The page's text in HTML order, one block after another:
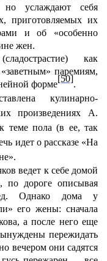
услаждают себя
приготовляемых их
и об «особенно
жен.
как
паремиям,
форме
[50]
.
кулинарно-
произведениях А.
теме пола (в ее, так
идет о рассказе «На
ведет к себе домой
дороге описывая
Однако дома у
его жены: сначала
а после него еще
пережидать
вечером они садятся